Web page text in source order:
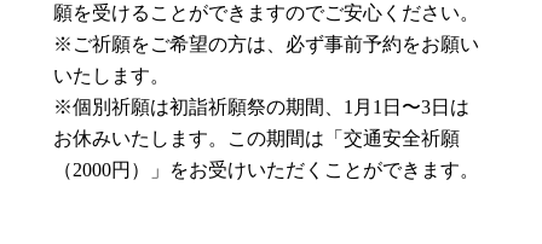
願を受けることができますのでご安心ください。
※ご祈願をご希望の方は、必ず事前予約をお願い
いたします。
※個別祈願は初詣祈願祭の期間、1月1日〜3日は
お休みいたします。この期間は「交通安全祈願
（2000円）」をお受けいただくことができます。